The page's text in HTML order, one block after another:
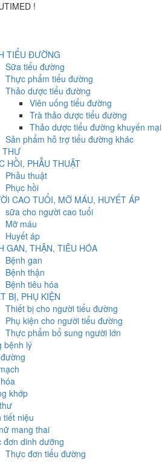
!
TIỂU ĐƯỜNG
Sữa tiểu đường
Thực phẩm tiểu đường
Thảo dược tiểu đường
Viên uống tiểu đường
Trà thảo dược tiểu đường
Thảo dược tiểu đường khuyến mại
Sản phẩm hỗ trợ tiểu đường khác
THƯ
HỒI, PHẪU THUẬT
Phẫu thuật
Phục hồi
CAO TUỔI, MỠ MÁU, HUYẾT ÁP
sữa cho người cao tuổi
Mỡ máu
Huyết áp
GAN, THẬN, TIÊU HÓA
Bệnh gan
Bệnh thận
Bệnh tiêu hóa
BỊ, PHỤ KIỆN
Thiết bị cho người tiểu đường
Phụ kiện cho người tiểu đường
Thực phẩm bổ sung người lớn
bệnh lý
khớp
tiết niệu
mang thai
đơn dinh dưỡng
Thực đơn tiểu đường